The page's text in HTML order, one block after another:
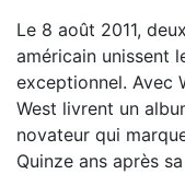
Le 8 août 2011,
américain unissent
exceptionnel. Avec
West livrent un
novateur qui
Quinze ans après